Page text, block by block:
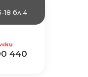
18 бл.4
440